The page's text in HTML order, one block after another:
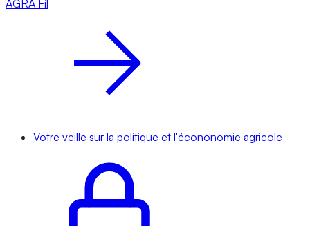
AGRA Fil
Votre veille sur la politique et l'écononomie agricole